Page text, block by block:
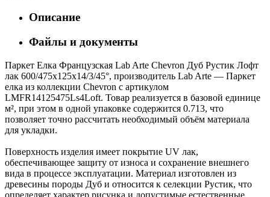
Описание
Файлы и документы
Паркет Елка Французская Lab Arte Chevron Дуб Рустик Лофт
лак 600/475х125х14/3/45°, производитель Lab Arte — Паркет
елка из коллекции Chevron с артикулом
LMFR14125475Ls4Loft. Товар реализуется в базовой единице
м², при этом в одной упаковке содержится 0.713, что
позволяет точно рассчитать необходимый объём материала
для укладки.
Поверхность изделия имеет покрытие UV лак,
обеспечивающее защиту от износа и сохранение внешнего
вида в процессе эксплуатации. Материал изготовлен из
древесины породы Дуб и относится к селекции Рустик, что
определяет характер рисунка и допустимые естественные